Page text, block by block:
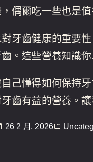
偶爾吃一些也是值
牙齒健康的重要
。這些營養知識
己懂得如何保持
齒有益的營養。
26 2 月, 2026